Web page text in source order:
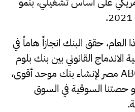
العام، حقق البنك انجازاً هاماً في
القانوني بين بنك بلوم
مصر ش.م.م مع بنك ABC مصر لإنشاء بنك موحد أقوى،
حصتنا السوقية في السوق